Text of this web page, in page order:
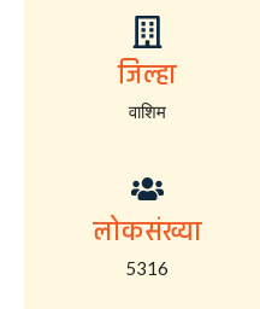
जिल्हा
वाशिम
लोकसंख्या
5316